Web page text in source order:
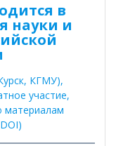
в
науки и
КГМУ),
участие,
материалам